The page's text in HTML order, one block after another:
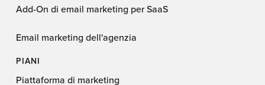
Add-On di email marketing per SaaS
Email marketing dell'agenzia
PIANI
Piattaforma di marketing